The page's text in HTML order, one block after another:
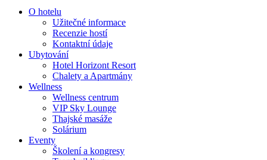
O hotelu
Užitečné informace
Recenzie hostí
Kontaktní údaje
Ubytování
Hotel Horizont Resort
Chalety a Apartmány
Wellness
Wellness centrum
VIP Sky Lounge
Thajské masáže
Solárium
Eventy
Školení a kongresy